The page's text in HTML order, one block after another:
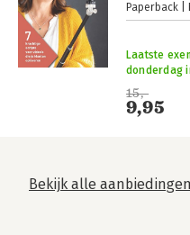
Paperback
15,-
9,95
Laatste
donderdag
Bekijk alle